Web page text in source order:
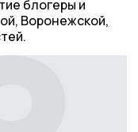
блогеры и
Воронежской,